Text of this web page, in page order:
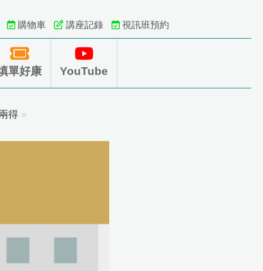
購物車 講座記錄 視訊班預約
單好康 YouTube
得 »